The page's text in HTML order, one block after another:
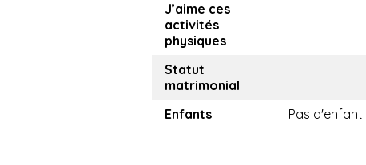
J’aime ces
activités
physiques
Statut
matrimonial
Enfants
Pas d'enfant